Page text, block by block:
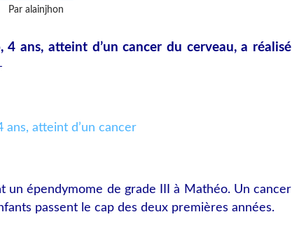
Par alainjhon
ans, atteint d’un cancer du cerveau, a réalisé
un épendymome de grade III à Mathéo. Un cancer
passent le cap des deux premières années.